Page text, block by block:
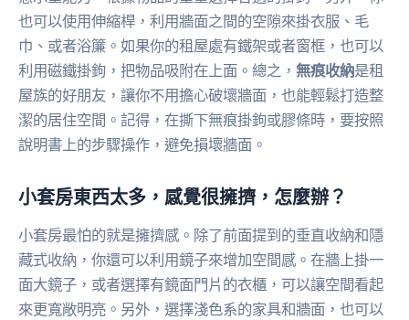
也可以使用伸縮桿，利用牆面之間的空隙來掛衣服、毛
巾、或者浴簾。如果你的租屋處有鐵架或者窗框，也可以
利用磁鐵掛鉤，把物品吸附在上面。總之， 無痕收納是租
屋族的好朋友，讓你不用擔心破壞牆面，也能輕鬆打造整
潔的居住空間。記得，在撕下無痕掛鉤或膠條時，要按照
說明書上的步驟操作，避免損壞牆面。
小套房東西太多，感覺很擁擠，怎麼辦？
小套房最怕的就是擁擠感。除了前面提到的垂直收納和隱
藏式收納，你還可以利用鏡子來增加空間感。在牆上掛一
面大鏡子，或者選擇有鏡面門片的衣櫃，可以讓空間看起
來更寬敞明亮。另外，選擇淺色系的家具和牆面，也可以